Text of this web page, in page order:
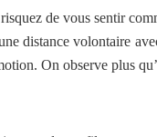
de vous sentir
distance volontaire
On observe plus